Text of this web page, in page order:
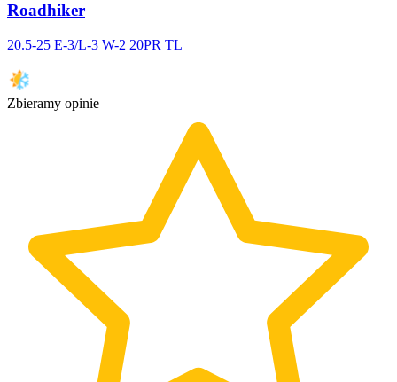
Roadhiker
20.5-25 E-3/L-3 W-2 20PR TL
Zbieramy opinie